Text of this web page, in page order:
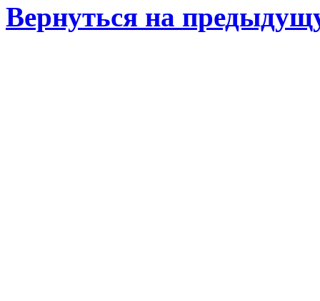
Вернуться на